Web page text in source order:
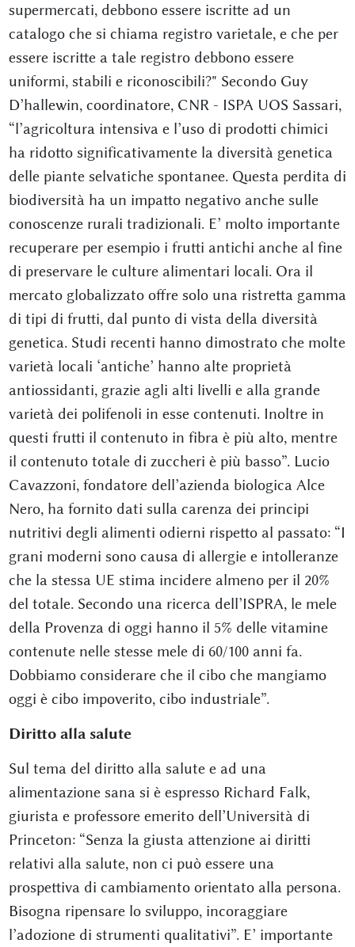
supermercati, debbono essere iscritte ad un
catalogo che si chiama registro varietale, e che per
essere iscritte a tale registro debbono essere
uniformi, stabili e riconoscibili?" Secondo Guy
D’hallewin, coordinatore, CNR - ISPA UOS Sassari,
“l’agricoltura intensiva e l’uso di prodotti chimici
ha ridotto significativamente la diversità genetica
delle piante selvatiche spontanee. Questa perdita di
biodiversità ha un impatto negativo anche sulle
conoscenze rurali tradizionali. E’ molto importante
recuperare per esempio i frutti antichi anche al fine
di preservare le culture alimentari locali. Ora il
mercato globalizzato offre solo una ristretta gamma
di tipi di frutti, dal punto di vista della diversità
genetica. Studi recenti hanno dimostrato che molte
varietà locali ‘antiche’ hanno alte proprietà
antiossidanti, grazie agli alti livelli e alla grande
varietà dei polifenoli in esse contenuti. Inoltre in
questi frutti il contenuto in fibra è più alto, mentre
il contenuto totale di zuccheri è più basso”. Lucio
Cavazzoni, fondatore dell’azienda biologica Alce
Nero, ha fornito dati sulla carenza dei principi
nutritivi degli alimenti odierni rispetto al passato: “I
grani moderni sono causa di allergie e intolleranze
che la stessa UE stima incidere almeno per il 20%
del totale. Secondo una ricerca dell’ISPRA, le mele
della Provenza di oggi hanno il 5% delle vitamine
contenute nelle stesse mele di 60/100 anni fa.
Dobbiamo considerare che il cibo che mangiamo
oggi è cibo impoverito, cibo industriale”.
Diritto alla salute
Sul tema del diritto alla salute e ad una
alimentazione sana si è espresso Richard Falk,
giurista e professore emerito dell’Università di
Princeton: “Senza la giusta attenzione ai diritti
relativi alla salute, non ci può essere una
prospettiva di cambiamento orientato alla persona.
Bisogna ripensare lo sviluppo, incoraggiare
l’adozione di strumenti qualitativi”. E’ importante